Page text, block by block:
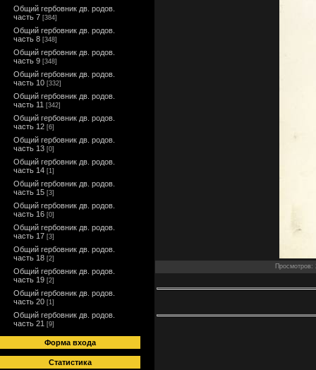
Общий гербовник дв. родов.
часть 7 [384]
Общий гербовник дв. родов.
часть 8 [348]
Общий гербовник дв. родов.
часть 9 [348]
Общий гербовник дв. родов.
часть 10 [332]
Общий гербовник дв. родов.
часть 11 [342]
Общий гербовник дв. родов.
часть 12 [6]
Общий гербовник дв. родов.
часть 13 [0]
Общий гербовник дв. родов.
часть 14 [1]
Общий гербовник дв. родов.
часть 15 [3]
Общий гербовник дв. родов.
часть 16 [0]
Общий гербовник дв. родов.
часть 17 [3]
Общий гербовник дв. родов.
часть 18 [2]
Общий гербовник дв. родов.
часть 19 [2]
Общий гербовник дв. родов.
часть 20 [1]
Общий гербовник дв. родов.
часть 21 [9]
Форма входа
Статистика
Просмотров: